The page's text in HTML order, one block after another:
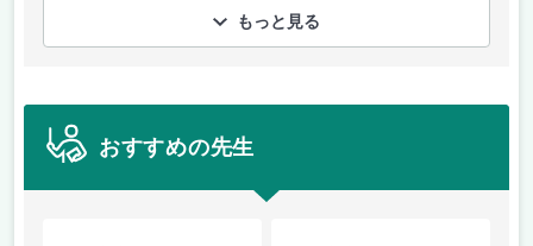
もっと見る
おすすめの先生